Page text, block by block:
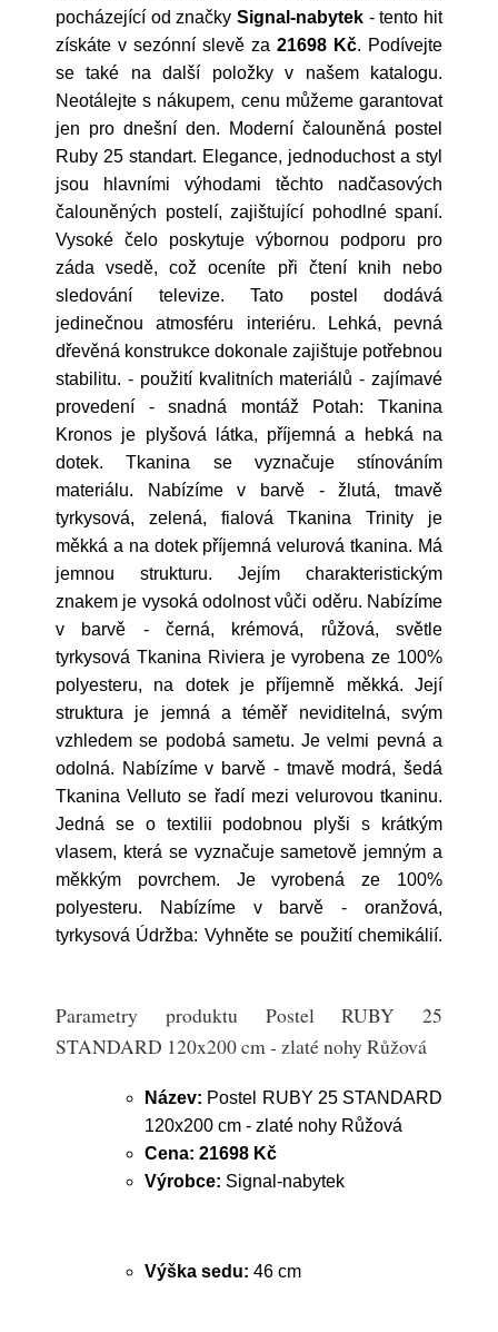
pocházející od značky Signal-nabytek - tento hit
získáte v sezónní slevě za 21698 Kč. Podívejte
se také na další položky v našem katalogu.
Neotálejte s nákupem, cenu můžeme garantovat
jen pro dnešní den. Moderní čalouněná postel
Ruby 25 standart. Elegance, jednoduchost a styl
jsou hlavními výhodami těchto nadčasových
čalouněných postelí, zajištující pohodlné spaní.
Vysoké čelo poskytuje výbornou podporu pro
záda vsedě, což oceníte při čtení knih nebo
sledování televize. Tato postel dodává
jedinečnou atmosféru interiéru. Lehká, pevná
dřevěná konstrukce dokonale zajištuje potřebnou
stabilitu. - použití kvalitních materiálů - zajímavé
provedení - snadná montáž Potah: Tkanina
Kronos je plyšová látka, příjemná a hebká na
dotek. Tkanina se vyznačuje stínováním
materiálu. Nabízíme v barvě - žlutá, tmavě
tyrkysová, zelená, fialová Tkanina Trinity je
měkká a na dotek příjemná velurová tkanina. Má
jemnou strukturu. Jejím charakteristickým
znakem je vysoká odolnost vůči oděru. Nabízíme
v barvě - černá, krémová, růžová, světle
tyrkysová Tkanina Riviera je vyrobena ze 100%
polyesteru, na dotek je příjemně měkká. Její
struktura je jemná a téměř neviditelná, svým
vzhledem se podobá sametu. Je velmi pevná a
odolná. Nabízíme v barvě - tmavě modrá, šedá
Tkanina Velluto se řadí mezi velurovou tkaninu.
Jedná se o textilii podobnou plyši s krátkým
vlasem, která se vyznačuje sametově jemným a
měkkým povrchem. Je vyrobená ze 100%
polyesteru. Nabízíme v barvě - oranžová,
tyrkysová Údržba: Vyhněte se použití chemikálií.
Parametry produktu Postel RUBY 25
STANDARD 120x200 cm - zlaté nohy Růžová
Název: Postel RUBY 25 STANDARD
120x200 cm - zlaté nohy Růžová
Cena: 21698 Kč
Výrobce: Signal-nabytek
Výška sedu: 46 cm